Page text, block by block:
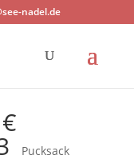
nadel.de
Pucksack